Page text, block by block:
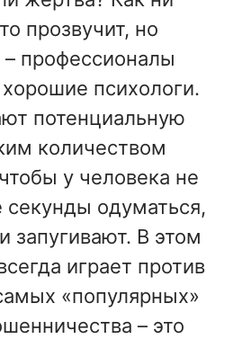
прозвучит, но
профессионалы
психологи.
потенциальную
количеством
у человека не
секунды одуматься,
запугивают. В этом
играет против
«популярных»
– это